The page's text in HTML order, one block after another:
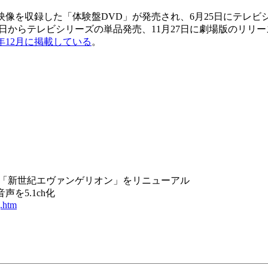
を収録した「体験盤DVD」が発売され、6月25日にテレビ
からテレビシリーズの単品発売、11月27日に劇場版のリリ
12月に掲載している 。
新世紀エヴァンゲリオン」をリニューアル
を5.1ch化